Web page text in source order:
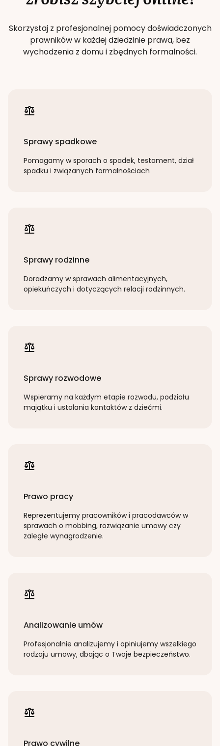
Skorzystaj z profesjonalnej pomocy doświadczonych
prawników w każdej dziedzinie prawa, bez
wychodzenia z domu i zbędnych formalności.
Sprawy spadkowe
Pomagamy w sporach o spadek, testament, dział
spadku i związanych formalnościach
Sprawy rodzinne
Doradzamy w sprawach alimentacyjnych,
opiekuńczych i dotyczących relacji rodzinnych.
Sprawy rozwodowe
Wspieramy na każdym etapie rozwodu, podziału
majątku i ustalania kontaktów z dziećmi.
Prawo pracy
Reprezentujemy pracowników i pracodawców w
sprawach o mobbing, rozwiązanie umowy czy
zaległe wynagrodzenie.
Analizowanie umów
Profesjonalnie analizujemy i opiniujemy wszelkiego
rodzaju umowy, dbając o Twoje bezpieczeństwo.
Prawo cywilne